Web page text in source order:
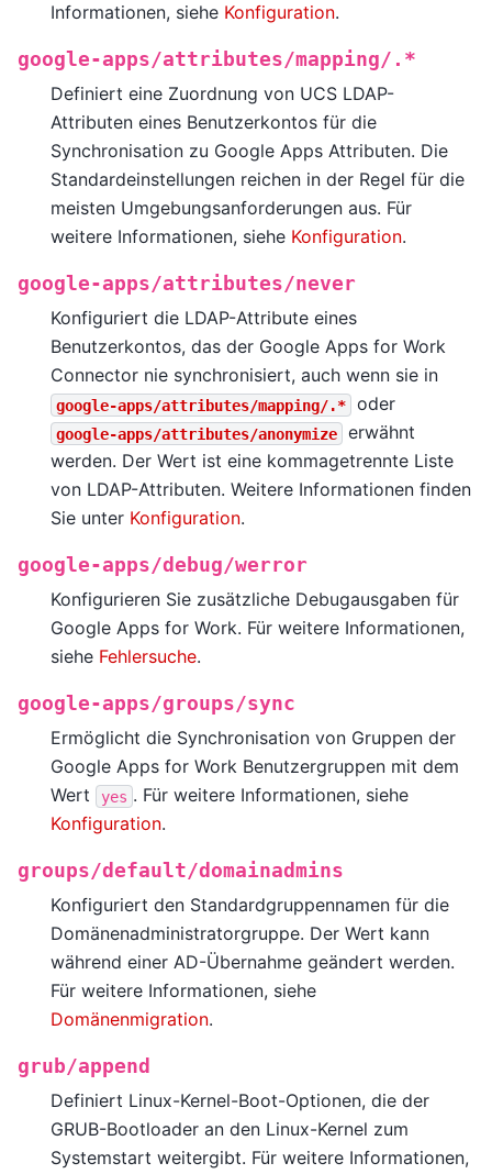
Informationen, siehe Konfiguration.
google-apps/attributes/mapping/.*
Definiert eine Zuordnung von UCS LDAP-
Attributen eines Benutzerkontos für die
Synchronisation zu Google Apps Attributen. Die
Standardeinstellungen reichen in der Regel für die
meisten Umgebungsanforderungen aus. Für
weitere Informationen, siehe Konfiguration.
google-apps/attributes/never
Konfiguriert die LDAP-Attribute eines
Benutzerkontos, das der Google Apps for Work
Connector nie synchronisiert, auch wenn sie in
google-apps/attributes/mapping/.* oder
google-apps/attributes/anonymize
erwähnt
werden. Der Wert ist eine kommagetrennte Liste
von LDAP-Attributen. Weitere Informationen finden
Sie unter Konfiguration.
google-apps/debug/werror
Konfigurieren Sie zusätzliche Debugausgaben für
Google Apps for Work. Für weitere Informationen,
siehe Fehlersuche.
google-apps/groups/sync
Ermöglicht die Synchronisation von Gruppen der
Google Apps for Work Benutzergruppen mit dem
Wert
yes . Für weitere Informationen, siehe
Konfiguration.
groups/default/domainadmins
Konfiguriert den Standardgruppennamen für die
Domänenadministratorgruppe. Der Wert kann
während einer AD-Übernahme geändert werden.
Für weitere Informationen, siehe
Domänenmigration.
grub/append
Definiert Linux-Kernel-Boot-Optionen, die der
GRUB-Bootloader an den Linux-Kernel zum
Systemstart weitergibt. Für weitere Informationen,